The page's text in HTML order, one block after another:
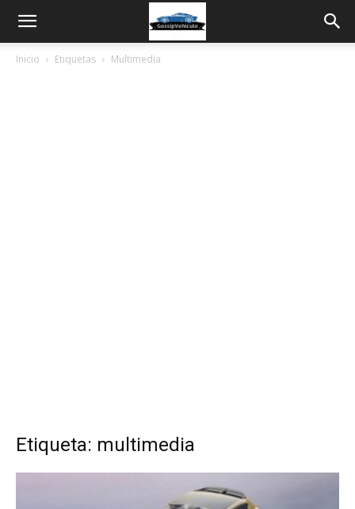
Inicio Etiquetas Multimedia
Etiqueta: multimedia